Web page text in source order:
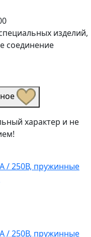
изделий,
соединение
характер и не
/ 250В, пружинные
/ 250В, пружинные